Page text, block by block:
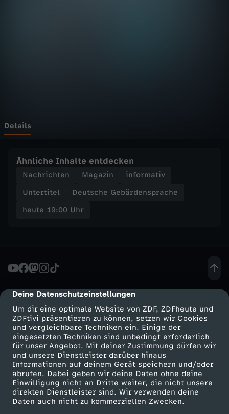
cmp-dialog-description
Deine Datenschutzeinstellungen
Um dir eine optimale Website von ZDF, ZDFheute und
ZDFtivi präsentieren zu können, setzen wir Cookies
und vergleichbare Techniken ein. Einige der
eingesetzten Techniken sind unbedingt erforderlich
für unser Angebot. Mit deiner Zustimmung dürfen wir
und unsere Dienstleister darüber hinaus
Informationen auf deinem Gerät speichern und/oder
abrufen. Dabei geben wir deine Daten ohne deine
Einwilligung nicht an Dritte weiter, die nicht unsere
direkten Dienstleister sind. Wir verwenden deine
Daten auch nicht zu kommerziellen Zwecken.
r
Z
D
e
u
t
e
S
e
Details
Ähnliche Inhalte entdecken
Nachrichten Magazin
informativ
Untertitel
Deutsche Gebärdensprache
heute 19:00 Uhr
Mehr ZDF
ZDF-Apps
Smart TV
ZDFtext
Service
ZDFmitreden
Kontakt zum ZDF
Tickets